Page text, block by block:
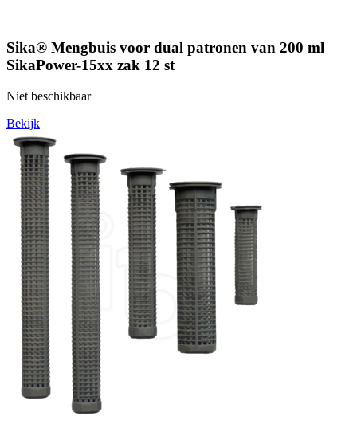
Sika® Mengbuis voor dual patronen van 200 ml
SikaPower-15xx zak 12 st
Niet beschikbaar
Bekijk